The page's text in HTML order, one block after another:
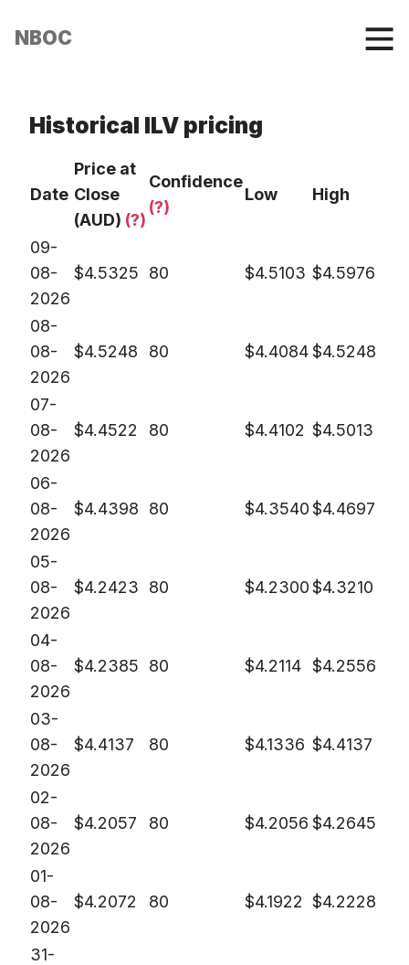
NBOC
Historical ILV pricing
Date
Price at
Close
(AUD) (?)
Confidence
(?)
Low High
09-
08-
2026
$4.5325 80 $4.5103 $4.5976
08-
08-
2026
$4.5248 80 $4.4084$4.5248
07-
08-
2026
$4.4522 80 $4.4102 $4.5013
06-
08-
2026
$4.4398 80 $4.3540$4.4697
05-
08-
2026
$4.2423 80 $4.2300$4.3210
04-
08-
2026
$4.2385 80 $4.2114 $4.2556
03-
08-
2026
$4.4137 80 $4.1336 $4.4137
02-
08-
2026
$4.2057 80 $4.2056 $4.2645
01-
08-
2026
$4.2072 80 $4.1922 $4.2228
31-